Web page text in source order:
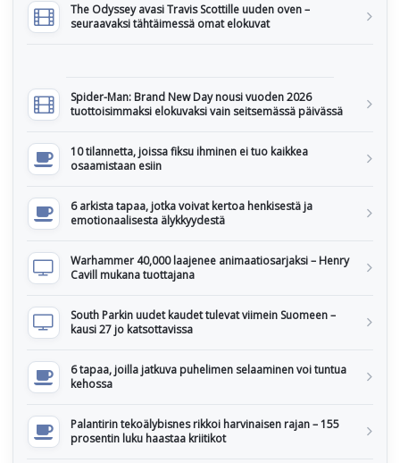
The Odyssey avasi Travis Scottille uuden oven –
seuraavaksi tähtäimessä omat elokuvat
Spider-Man: Brand New Day nousi vuoden 2026
tuottoisimmaksi elokuvaksi vain seitsemässä päivässä
10 tilannetta, joissa fiksu ihminen ei tuo kaikkea
osaamistaan esiin
6 arkista tapaa, jotka voivat kertoa henkisestä ja
emotionaalisesta älykkyydestä
Warhammer 40,000 laajenee animaatiosarjaksi – Henry
Cavill mukana tuottajana
South Parkin uudet kaudet tulevat viimein Suomeen –
kausi 27 jo katsottavissa
6 tapaa, joilla jatkuva puhelimen selaaminen voi tuntua
kehossa
Palantirin tekoälybisnes rikkoi harvinaisen rajan – 155
prosentin luku haastaa kriitikot